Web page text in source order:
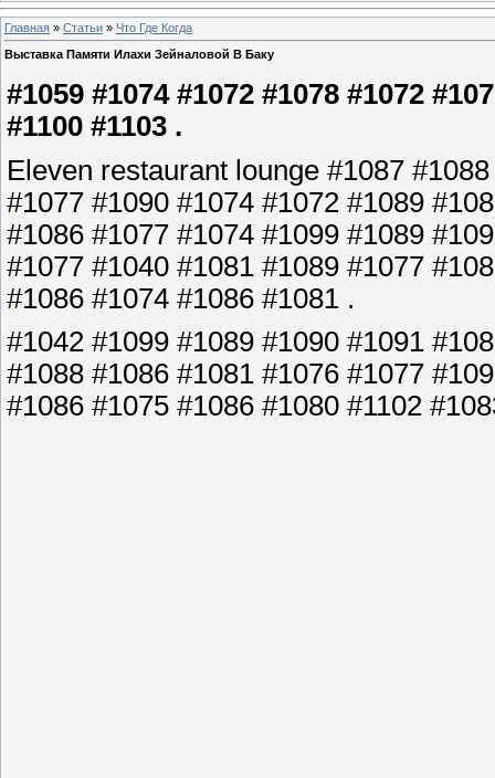
Главная » Статьи » Что Где Когда
Выставка Памяти Илахи Зейналовой В Баку
#1059 #1074 #1072 #1078 #1072
#1100 #1103 .
Eleven restaurant lounge #1087
#1077 #1090 #1074 #1072 #1089
#1086 #1077 #1074 #1099 #1089
#1077 #1040 #1081 #1089 #1077
#1086 #1074 #1086 #1081 .
#1042 #1099 #1089 #1090 #1091
#1088 #1086 #1081 #1076 #1077
#1086 #1075 #1086 #1080 #1102